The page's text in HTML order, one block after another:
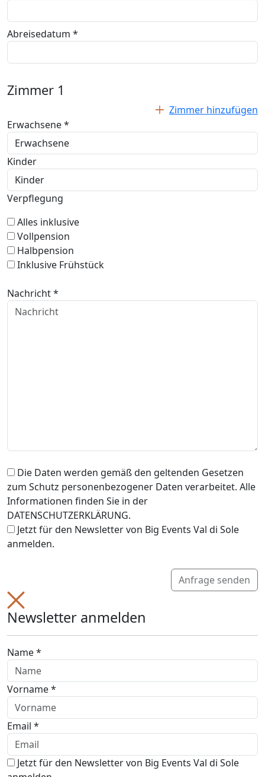
Abreisedatum *
Zimmer 1
Zimmer hinzufügen
Erwachsene *
Kinder
Verpflegung
Alles inklusive
Vollpension
Halbpension
Inklusive Frühstück
Nachricht *
Die Daten werden gemäß den geltenden Gesetzen
zum Schutz personenbezogener Daten verarbeitet. Alle
Informationen finden Sie in der
DATENSCHUTZERKLÄRUNG.
Jetzt für den Newsletter von Big Events Val di Sole
anmelden.
Anfrage senden
Newsletter anmelden
Name *
Vorname *
Email *
Jetzt für den Newsletter von Big Events Val di Sole